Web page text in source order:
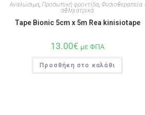
Αναλώσιμα, Προσωπική φροντίδα, Φυσιοθεραπεία -
αθληιατρικά
Tape Bionic 5cm x 5m Rea kinisiotape
13.00€ με ΦΠΑ
Προσθήκη στο καλάθι